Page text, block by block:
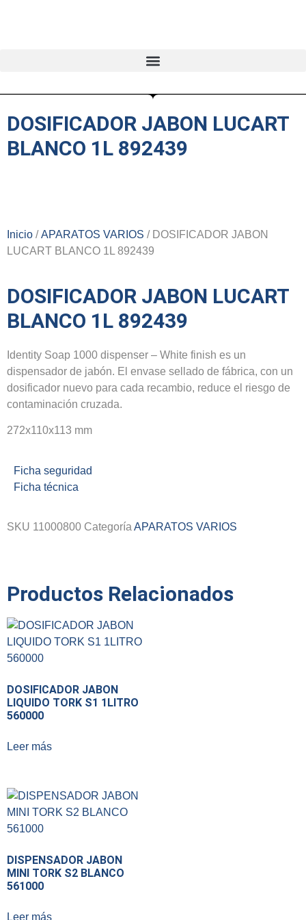
DOSIFICADOR JABON LUCART
BLANCO 1L 892439
Inicio /APARATOS VARIOS / DOSIFICADOR JABON
LUCART BLANCO 1L 892439
DOSIFICADOR JABON LUCART
BLANCO 1L 892439
Identity Soap 1000 dispenser – White finish es un
dispensador de jabón. El envase sellado de fábrica, con un
dosificador nuevo para cada recambio, reduce el riesgo de
contaminación cruzada.
272x110x113 mm
Ficha seguridad
Ficha técnica
SKU 11000800 Categoría APARATOS VARIOS
Productos Relacionados
DOSIFICADOR JABON
LIQUIDO TORK S1 1LITRO
560000
Leer más
DISPENSADOR JABON
MINI TORK S2 BLANCO
561000
Leer más